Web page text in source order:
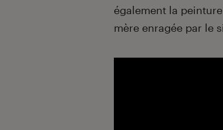
également la
mère enragée par le